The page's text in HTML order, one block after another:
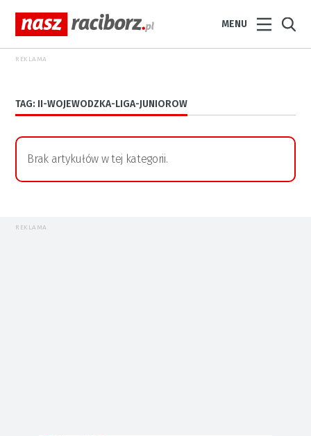
MENU
REKLAMA
TAG: II-WOJEWODZKA-LIGA-JUNIOROW
Brak artykułów w tej kategorii.
REKLAMA